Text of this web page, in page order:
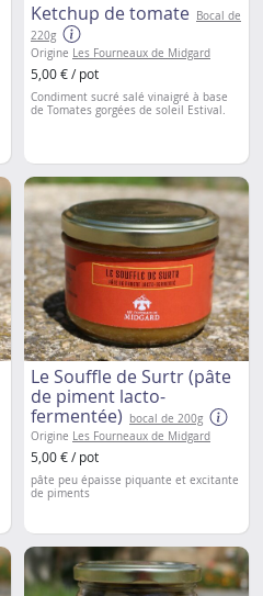
Ketchup de tomate Bocal de
220g
Origine Les Fourneaux de Midgard
5,00 € / pot
Condiment sucré salé vinaigré à base
de Tomates gorgées de soleil Estival.
Le Souffle de Surtr (pâte
de piment lacto-
fermentée)
bocal de 200g
Origine Les Fourneaux de Midgard
5,00 € / pot
pâte peu épaisse piquante et excitante
de piments